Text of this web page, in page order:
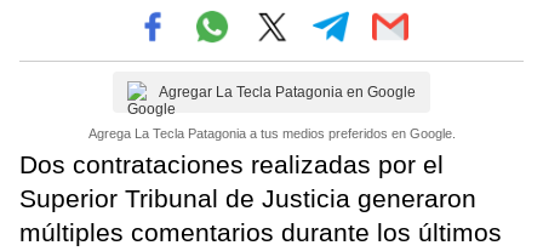
Agregar La Tecla Patagonia en Google
Agrega La Tecla Patagonia a tus medios preferidos en Google.
Dos contrataciones realizadas por el
Superior Tribunal de Justicia generaron
múltiples comentarios durante los últimos